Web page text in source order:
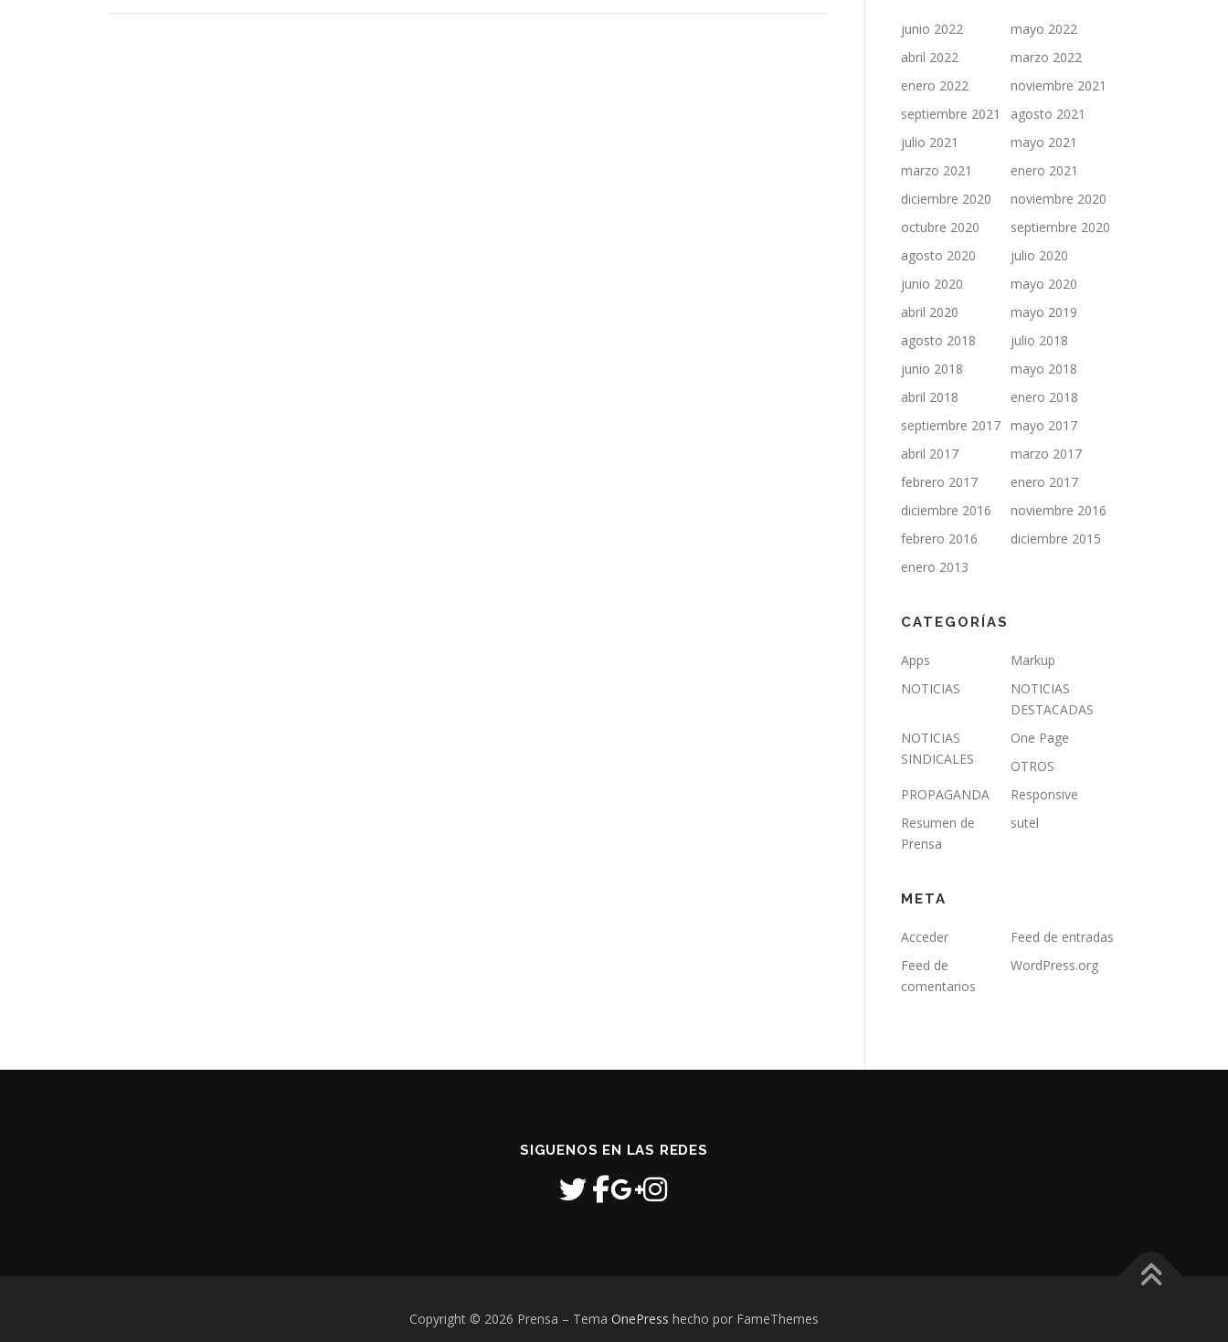
junio 2022
mayo 2022
abril 2022
marzo 2022
enero 2022
noviembre 2021
septiembre 2021
agosto 2021
julio 2021
mayo 2021
marzo 2021
enero 2021
diciembre 2020
noviembre 2020
octubre 2020
septiembre 2020
agosto 2020
julio 2020
junio 2020
mayo 2020
abril 2020
mayo 2019
agosto 2018
julio 2018
junio 2018
mayo 2018
abril 2018
enero 2018
septiembre 2017 mayo 2017
abril 2017
marzo 2017
febrero 2017
enero 2017
diciembre 2016
noviembre 2016
febrero 2016
diciembre 2015
enero 2013
CATEGORÍAS
Apps
Markup
NOTICIAS
NOTICIAS
DESTACADAS
NOTICIAS
SINDICALES
One Page
OTROS
PROPAGANDA
Responsive
Resumen de
Prensa
sutel
META
Acceder
Feed de entradas
Feed de
comentarios
WordPress.org
SIGUENOS EN LAS REDES
Copyright © 2026 Prensa – Tema OnePress hecho por FameThemes